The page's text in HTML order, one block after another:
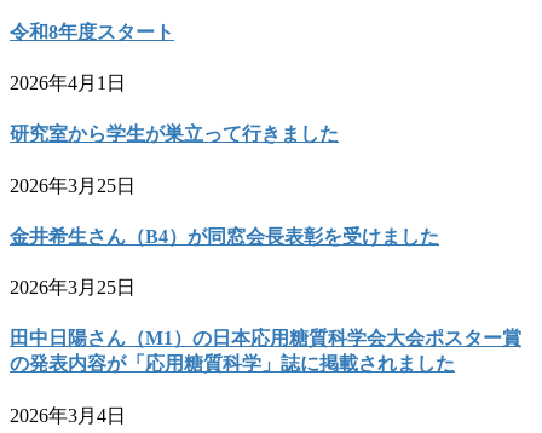
令和8年度スタート
2026年4月1日
研究室から学生が巣立って行きました
2026年3月25日
金井希生さん（B4）が同窓会長表彰を受けました
2026年3月25日
田中日陽さん（M1）の日本応用糖質科学会大会ポスター賞
の発表内容が「応用糖質科学」誌に掲載されました
2026年3月4日